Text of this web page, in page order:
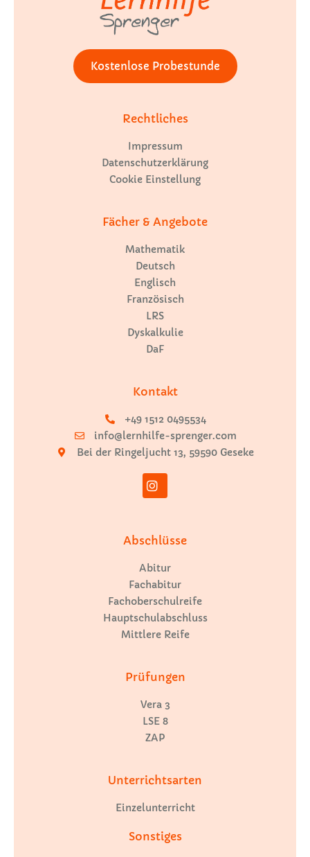
Kostenlose Probestunde
Rechtliches
Impressum
Datenschutzerklärung
Cookie Einstellung
Fächer & Angebote
Mathematik
Deutsch
Englisch
Französisch
LRS
Dyskalkulie
DaF
Kontakt
+49 1512 0495534
info@lernhilfe-sprenger.com
Bei der Ringeljucht 13, 59590 Geseke
Abschlüsse
Abitur
Fachabitur
Fachoberschulreife
Hauptschulabschluss
Mittlere Reife
Prüfungen
Vera 3
LSE 8
ZAP
Unterrichtsarten
Einzelunterricht
Sonstiges